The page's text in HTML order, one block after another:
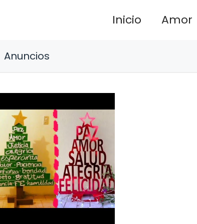
Inicio Amor
Anuncios